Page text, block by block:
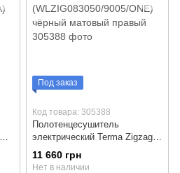
Под заказ
Код товара: 305388
Полотенцесушитель
электрический Terma Zigzag
835х500
(WLZIG083050/9005/ONE)
11 660 грн
Нет в наличии